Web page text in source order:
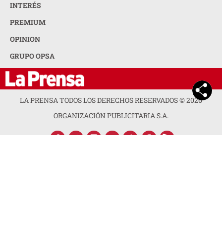
INTERÉS
PREMIUM
OPINION
GRUPO OPSA
LA PRENSA TODOS LOS DERECHOS RESERVADOS ©2026
ORGANIZACIÓN PUBLICITARIA S.A.